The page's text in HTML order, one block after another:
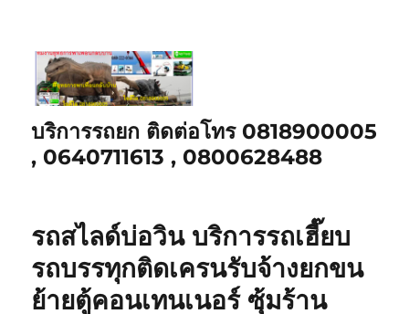
บริการรถยก ติดต่อโทร 0818900005
, 0640711613 , 0800628488
รถสไลด์บ่อวิน บริการรถเฮี๊ยบ
รถบรรทุกติดเครนรับจ้างยกขน
ย้ายตู้คอนเทนเนอร์ ซุ้มร้าน